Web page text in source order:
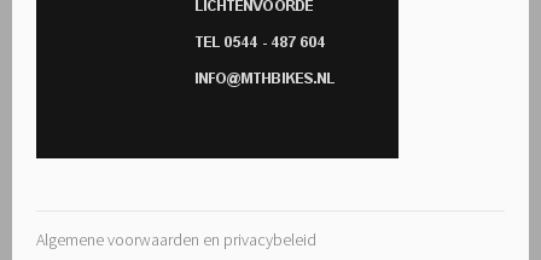
Algemene voorwaarden en privacybeleid